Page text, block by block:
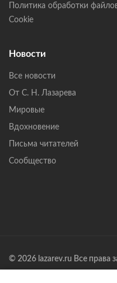
Политика обработки
Cookie
Новости
Все новости
От С. Н. Лазарева
Мировые
Вдохновение
Письма читателей
Сообщество
© 2026 lazarev.ru Все права